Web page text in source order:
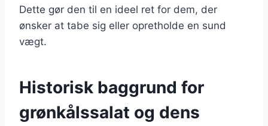
Dette gør den til en ideel ret for dem, der
ønsker at tabe sig eller opretholde en sund
vægt.
Historisk baggrund for
grønkålssalat og dens